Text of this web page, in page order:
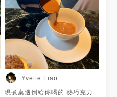
享受不同的巧克力風味。 - 🌸
鹽之花焦糖可可塔 NT.190 🌸
Shibusa黑巧克力慕斯 NT.230
- 🔖 畬室法式巧克力甜點創作
YU CHOCOLATIER 📍 台北市
大安區仁愛路四段112巷3弄10
號 🕒 12:00-2.:00 ☎ 02 2701
0792 - 台北▴大安區│法式巧克
力甜點│味覺最精準的台灣年輕
甜點師│畬室法式巧克力甜點創
作 YU CHOCOLATIER Blog：
Yvette Liao
現煮桌邊倒給你喝的 熱巧克力